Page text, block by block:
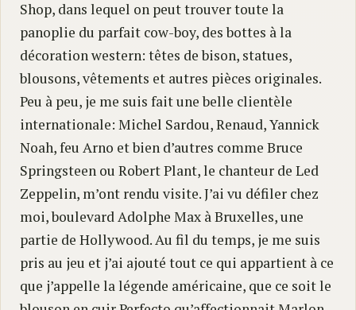
Shop, dans lequel on peut trouver toute la
panoplie du parfait cow-boy, des bottes à la
décoration western: têtes de bison, statues,
blousons, vêtements et autres pièces originales.
Peu à peu, je me suis fait une belle clientèle
internationale: Michel Sardou, Renaud, Yannick
Noah, feu Arno et bien d’autres comme Bruce
Springsteen ou Robert Plant, le chanteur de Led
Zeppelin, m’ont rendu visite. J’ai vu défiler chez
moi, boulevard Adolphe Max à Bruxelles, une
partie de Hollywood. Au fil du temps, je me suis
pris au jeu et j’ai ajouté tout ce qui appartient à ce
que j’appelle la légende américaine, que ce soit le